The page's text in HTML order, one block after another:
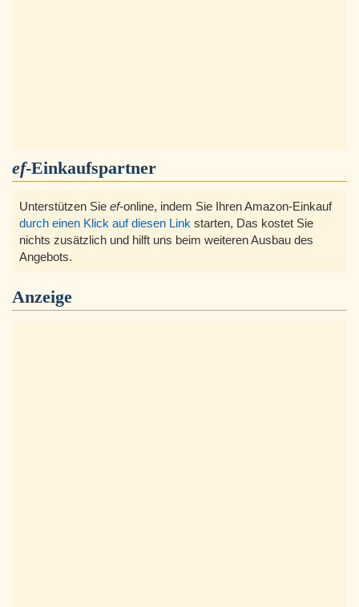
ef-Einkaufspartner
Unterstützen Sie ef-online, indem Sie Ihren Amazon-Einkauf
durch einen Klick auf diesen Link starten, Das kostet Sie
nichts zusätzlich und hilft uns beim weiteren Ausbau des
Angebots.
Anzeige